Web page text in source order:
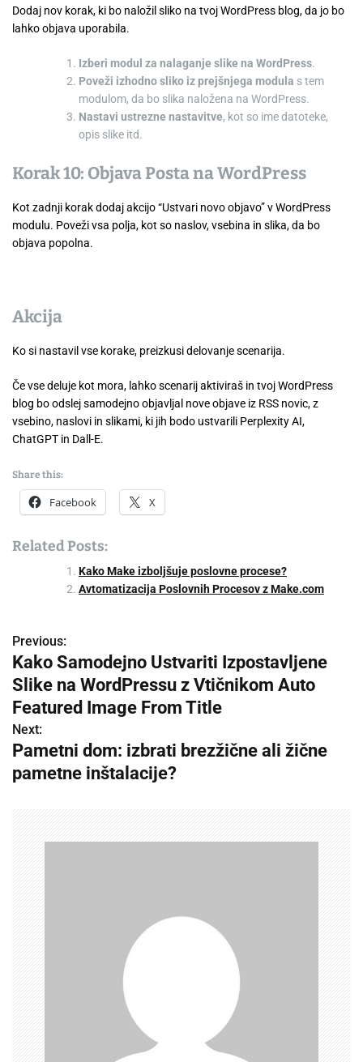
Dodaj nov korak, ki bo naložil sliko na tvoj WordPress blog, da jo bo
lahko objava uporabila.
Izberi modul za nalaganje slike na WordPress.
Poveži izhodno sliko iz prejšnjega modula s tem
modulom, da bo slika naložena na WordPress.
Nastavi ustrezne nastavitve, kot so ime datoteke,
opis slike itd.
Korak 10: Objava Posta na WordPress
Kot zadnji korak dodaj akcijo “Ustvari novo objavo” v WordPress
modulu. Poveži vsa polja, kot so naslov, vsebina in slika, da bo
objava popolna.
Akcija
Ko si nastavil vse korake, preizkusi delovanje scenarija.
Če vse deluje kot mora, lahko scenarij aktiviraš in tvoj WordPress
blog bo odslej samodejno objavljal nove objave iz RSS novic, z
vsebino, naslovi in slikami, ki jih bodo ustvarili Perplexity AI,
ChatGPT in Dall-E.
Share this:
Facebook X
Related Posts:
Kako Make izboljšuje poslovne procese?
Avtomatizacija Poslovnih Procesov z Make.com
P
o
s
t
n
Previous:
Kako Samodejno Ustvariti Izpostavljene
Slike na WordPressu z Vtičnikom Auto
Featured Image From Title
Next:
Pametni dom: izbrati brezžične ali žične
pametne inštalacije?